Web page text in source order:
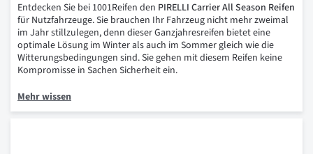
Entdecken Sie bei 1001Reifen den PIRELLI Carrier All Season Reifen
für Nutzfahrzeuge. Sie brauchen Ihr Fahrzeug nicht mehr zweimal
im Jahr stillzulegen, denn dieser Ganzjahresreifen bietet eine
optimale Lösung im Winter als auch im Sommer gleich wie die
Witterungsbedingungen sind. Sie gehen mit diesem Reifen keine
Kompromisse in Sachen Sicherheit ein.
Mehr wissen